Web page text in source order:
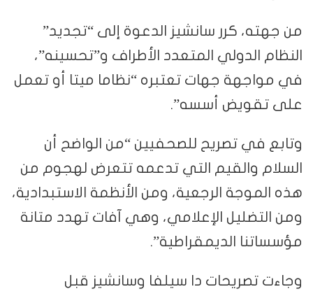
من جهته، كرر سانشيز الدعوة إلى “تجديد”
النظام الدولي المتعدد الأطراف و”تحسينه”،
في مواجهة جهات تعتبره “نظاما ميتا أو تعمل
على تقويض أسسه”.
وتابع في تصريح للصحفيين “من الواضح أن
السلام والقيم التي تدعمه تتعرض لهجوم من
هذه الموجة الرجعية، ومن الأنظمة الاستبدادية،
ومن التضليل الإعلامي، وهي آفات تهدد متانة
مؤسساتنا الديمقراطية”.
وجاءت تصريحات دا سيلفا وسانشيز قبل